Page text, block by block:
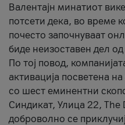
Валентајн минатиот
потсети дека, во време
почесто започнуваат
биде неизоставен дел
По тој повод,
активација посветена
со шест еминентни
Синдикат, Улица 22, The
доброволно се